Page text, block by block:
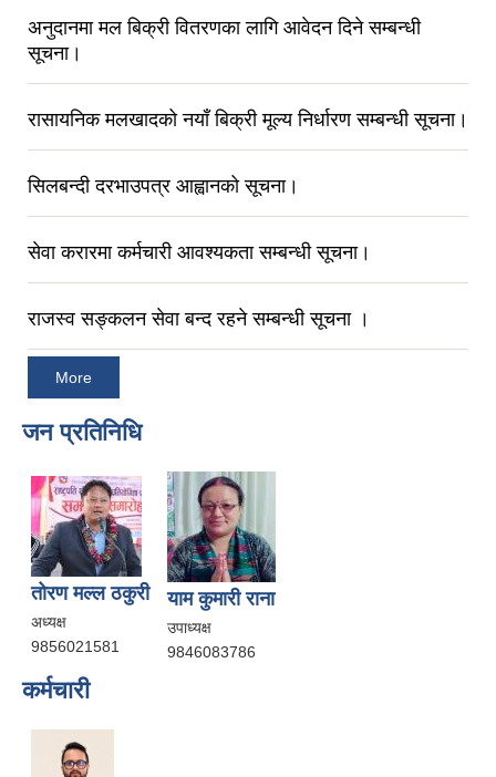
अनुदानमा मल बिक्री वितरणका लागि आवेदन दिने सम्बन्धी
सूचना।
रासायनिक मलखादको नयाँ बिक्री मूल्य निर्धारण सम्बन्धी सूचना।
सिलबन्दी दरभाउपत्र आह्वानको सूचना।
सेवा करारमा कर्मचारी आवश्यकता सम्बन्धी सूचना।
राजस्व सङ्कलन सेवा बन्द रहने सम्बन्धी सूचना ।
More
जन प्रतिनिधि
तोरण मल्ल ठकुरी
अध्यक्ष
9856021581
याम कुमारी राना
उपाध्यक्ष
9846083786
कर्मचारी